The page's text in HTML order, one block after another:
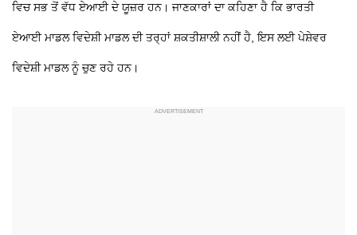
ਵਿਚ ਸਭ ਤੋਂ ਵੱਧ ਏਆਈ ਦੇ ਯੂਜ਼ਰ ਹਨ। ਜਾਣਕਾਰਾਂ ਦਾ ਕਹਿਣਾ ਹੈ ਕਿ ਭਾਰਤੀ
ਏਆਈ ਮਾਡਲ ਵਿਦੇਸ਼ੀ ਮਾਡਲ ਦੀ ਤਰ੍ਹਾਂ ਸ਼ਕਤੀਸ਼ਾਲੀ ਨਹੀਂ ਹੈ, ਇਸ ਲਈ ਪੇਸ਼ੇਵਰ
ਵਿਦੇਸ਼ੀ ਮਾਡਲ ਨੂੰ ਚੁਣ ਰਹੇ ਹਨ।